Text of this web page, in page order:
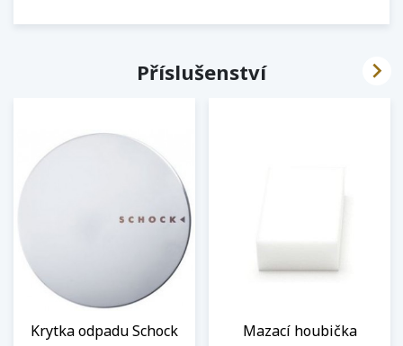
Příslušenství
Krytka odpadu Schock
Mazací houbička
